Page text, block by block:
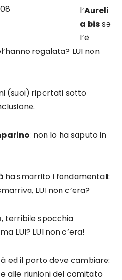
l’Aureli
a bisse
l’è
regalata? LUI non
(suoi) riportati sotto
: non lo ha saputo in
ha smarrito i fondamentali:
LUI non c’era?
, terribile spocchia
LUI? LUI non c’era!
ed il porto deve cambiare:
alle riunioni del comitato